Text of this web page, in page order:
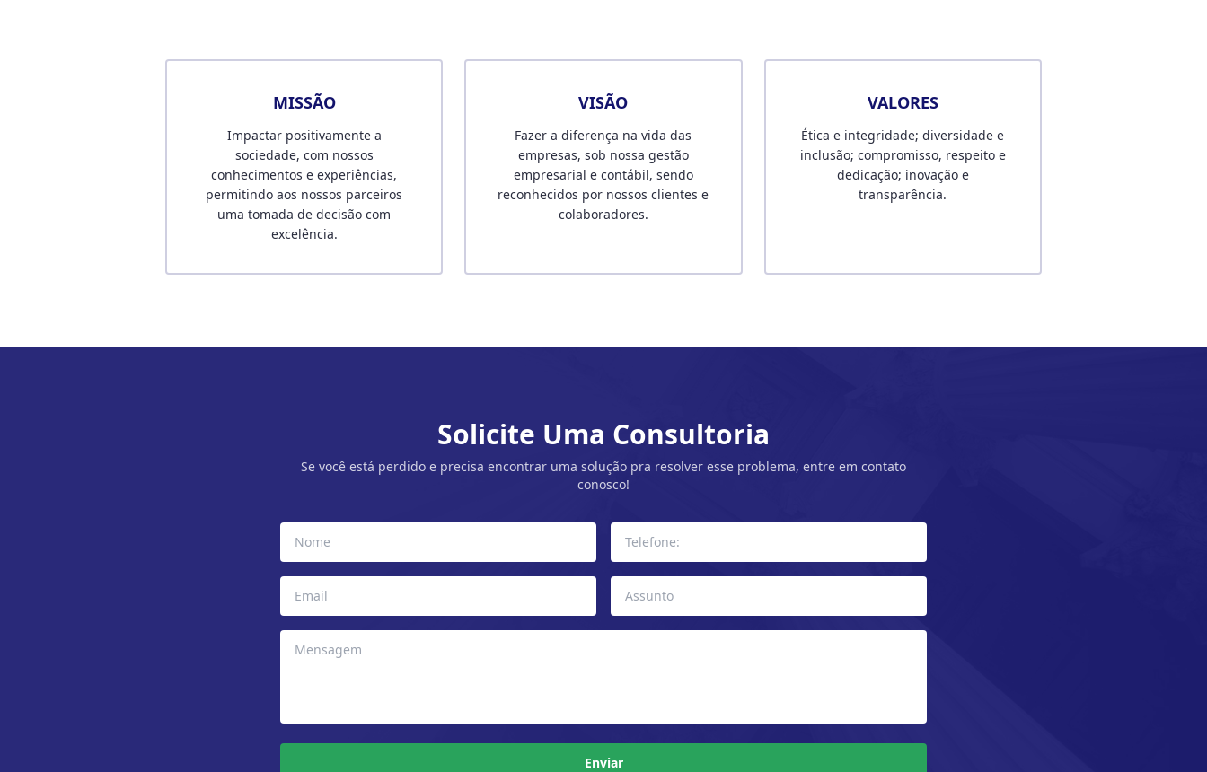
MISSÃO
Impactar positivamente a
sociedade, com nossos
conhecimentos e experiências,
permitindo aos nossos parceiros
uma tomada de decisão com
excelência.
VISÃO
Fazer a diferença na vida das
empresas, sob nossa gestão
empresarial e contábil, sendo
reconhecidos por nossos clientes e
colaboradores.
VALORES
Ética e integridade; diversidade e
inclusão; compromisso, respeito e
dedicação; inovação e
transparência.
Solicite Uma Consultoria
Se você está perdido e precisa encontrar uma solução pra resolver esse problema, entre em contato
conosco!
Enviar